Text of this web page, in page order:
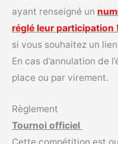
ayant renseigné un
réglé leur participation !
si vous souhaitez un
En cas d’annulation de
place ou par virement.
Règlement
Tournoi officiel
Cette compétition est